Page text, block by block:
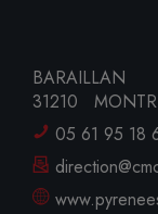
BARAILLAN
31210
05 61 95 18